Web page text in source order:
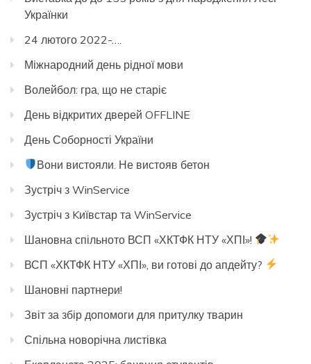
Українки
24 лютого 2022-….
Міжнародний день рідної мови
Волейбол: гра, що не старіє
День відкритих дверей OFFLINE
День Соборності України
Вони вистояли. Не вистояв бетон
Зустріч з WinService
Зустріч з Kиївстар та WinService
Шановна спільното ВСП «ХКТФК НТУ «ХПІ»!
ВСП «ХКТФК НТУ «ХПІ», ви готові до апдейту?
Шановні партнери!
Звіт за збір допомоги для притулку тварин
Спільна новорічна листівка